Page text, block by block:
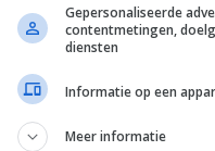
week train met
ik gemotiveerd om
los en vast zit
verbrand als ik
Gepersonaliseerde
contentmetingen,
diensten
Informatie op een
Meer informatie